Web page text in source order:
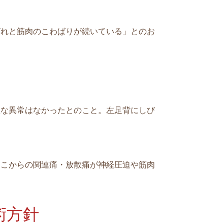
と筋肉のこわばりが続いている」とのお
異常はなかったとのこと。左足背にしび
からの関連痛・放散痛が神経圧迫や筋肉
方針